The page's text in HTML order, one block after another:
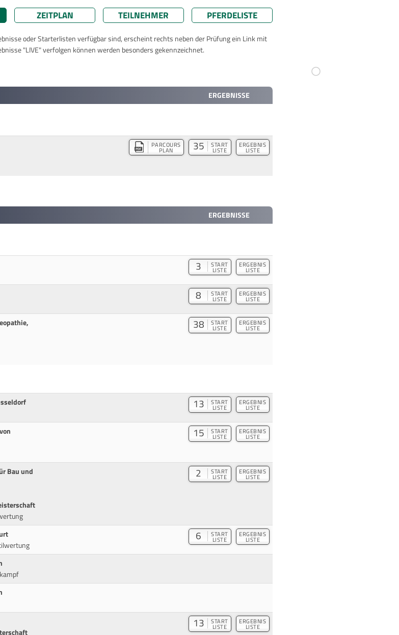
ZEITPLAN TEILNEHMER PFERDELISTE
oder Starterlisten verfügbar sind, erscheint rechts neben der Prüfung ein Link mit
"LIVE" verfolgen können werden besonders gekennzeichnet.
ERGEBNISSE
PARCOURS
PLAN 35 START
LISTE
ERGEBNIS
LISTE
ERGEBNISSE
3 START
LISTE
ERGEBNIS
LISTE
8 START
LISTE
ERGEBNIS
LISTE
38 START
LISTE
ERGEBNIS
LISTE
13 START
LISTE
ERGEBNIS
LISTE
15 START
LISTE
ERGEBNIS
LISTE
Bau und
2 START
LISTE
ERGEBNIS
LISTE
6 START
LISTE
ERGEBNIS
LISTE
13 START
LISTE
ERGEBNIS
LISTE